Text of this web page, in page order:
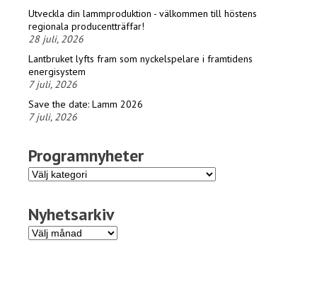
Utveckla din lammproduktion - välkommen till höstens
regionala producentträffar!
28 juli, 2026
Lantbruket lyfts fram som nyckelspelare i framtidens
energisystem
7 juli, 2026
Save the date: Lamm 2026
7 juli, 2026
Programnyheter
Programnyheter
Nyhetsarkiv
Nyhetsarkiv